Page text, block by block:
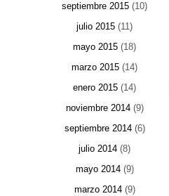
septiembre 2015 (10)
julio 2015 (11)
mayo 2015 (18)
marzo 2015 (14)
enero 2015 (14)
noviembre 2014(9)
septiembre 2014(6)
julio 2014 (8)
mayo 2014(9)
marzo 2014(9)